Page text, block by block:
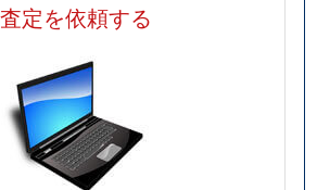
査定を依頼する